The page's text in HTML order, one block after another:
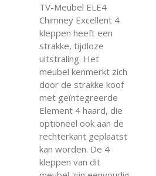
TV-Meubel ELE4
Chimney Excellent 4
kleppen heeft een
strakke, tijdloze
uitstraling. Het
meubel kenmerkt zich
door de strakke koof
met geïntegreerde
Element 4 haard, die
optioneel ook aan de
rechterkant geplaatst
kan worden. De 4
kleppen van dit